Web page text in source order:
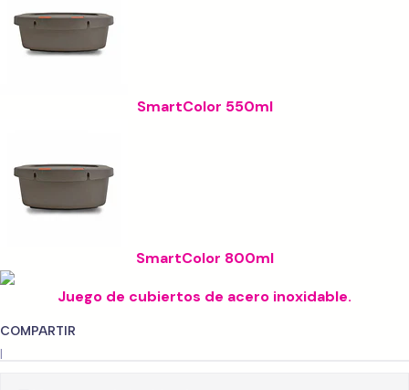
SmartColor 550ml
SmartColor 800ml
Juego de cubiertos de acero inoxidable.
COMPARTIR
|